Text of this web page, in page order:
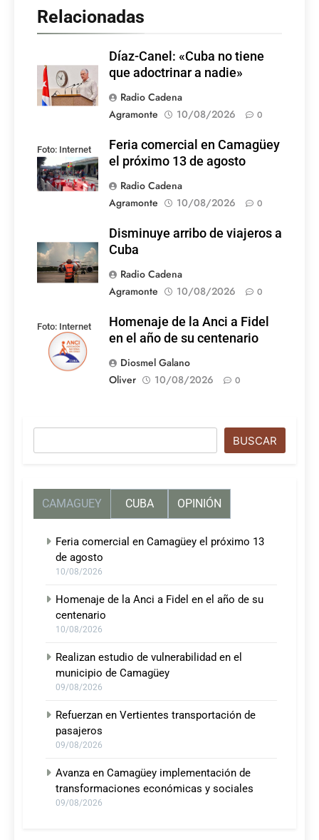
Relacionadas
Díaz-Canel: «Cuba no tiene
que adoctrinar a nadie»
Radio Cadena
Agramonte
10/08/2026 0
Foto: Internet
Feria comercial en Camagüey
el próximo 13 de agosto
Radio Cadena
Agramonte
10/08/2026 0
Disminuye arribo de viajeros a
Cuba
Radio Cadena
Agramonte
10/08/2026 0
Foto: Internet
Homenaje de la Anci a Fidel
en el año de su centenario
Diosmel Galano
Oliver
10/08/2026 0
BUSCAR
CAMAGUEY CUBA OPINIÓN
Feria comercial en Camagüey el próximo 13
de agosto
10/08/2026
Homenaje de la Anci a Fidel en el año de su
centenario
10/08/2026
Realizan estudio de vulnerabilidad en el
municipio de Camagüey
09/08/2026
Refuerzan en Vertientes transportación de
pasajeros
09/08/2026
Avanza en Camagüey implementación de
transformaciones económicas y sociales
09/08/2026